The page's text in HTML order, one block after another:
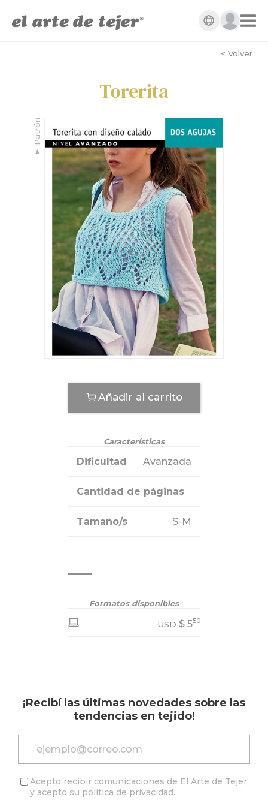
< Volver
Torerita
▼
Patrón
Añadir al carrito
Características
Dificultad Avanzada
Cantidad de páginas
Tamaño/s S-M
Formatos disponibles
USD $ 550
¡Recibí las últimas novedades sobre las
tendencias en tejido!
Acepto recibir comunicaciones de El Arte de Tejer,
y acepto su política de privacidad.